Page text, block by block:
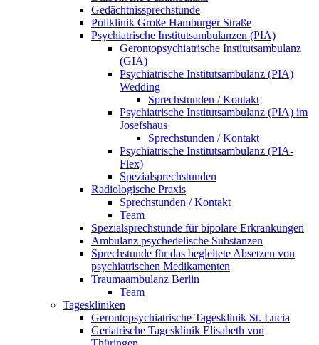
Gedächtnissprechstunde
Poliklinik Große Hamburger Straße
Psychiatrische Institutsambulanzen (PIA)
Gerontopsychiatrische Institutsambulanz
(GIA)
Psychiatrische Institutsambulanz (PIA)
Wedding
Sprechstunden / Kontakt
Psychiatrische Institutsambulanz (PIA) im
Josefshaus
Sprechstunden / Kontakt
Psychiatrische Institutsambulanz (PIA-
Flex)
Spezialsprechstunden
Radiologische Praxis
Sprechstunden / Kontakt
Team
Spezialsprechstunde für bipolare Erkrankungen
Ambulanz psychedelische Substanzen
Sprechstunde für das begleitete Absetzen von
psychiatrischen Medikamenten
Traumaambulanz Berlin
Team
Tageskliniken
Gerontopsychiatrische Tagesklinik St. Lucia
Geriatrische Tagesklinik Elisabeth von